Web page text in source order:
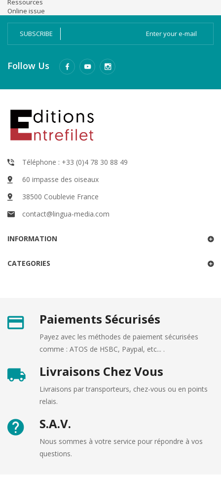
Ressources
Online issue
SUBSCRIBE
Follow Us
Téléphone : +33 (0)4 78 30 88 49
60 impasse des oiseaux
38500 Coublevie France
contact@lingua-media.com
INFORMATION
CATEGORIES
Paiements Sécurisés
Payez avec les méthodes de paiement sécurisées
comme : ATOS de HSBC, Paypal, etc... .
Livraisons Chez Vous
Livraisons par transporteurs, chez-vous ou en points
relais.
S.A.V.
Nous sommes à votre service pour répondre à vos
questions.